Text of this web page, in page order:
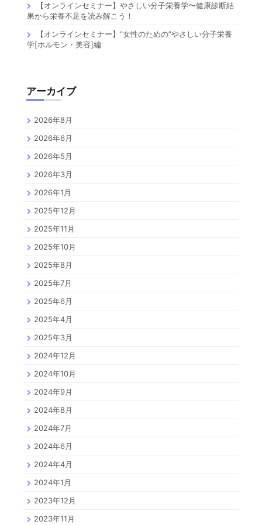
【オンラインセミナー】やさしい分子栄養学〜健康診断結
果から栄養不足を読み解こう！
【オンラインセミナー】”女性のための”やさしい分子栄養
学[ホルモン・美容]編
アーカイブ
2026年8月
2026年6月
2026年5月
2026年3月
2026年1月
2025年12月
2025年11月
2025年10月
2025年8月
2025年7月
2025年6月
2025年4月
2025年3月
2024年12月
2024年10月
2024年9月
2024年8月
2024年7月
2024年6月
2024年4月
2024年1月
2023年12月
2023年11月